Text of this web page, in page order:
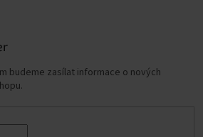
budeme zasílat informace o nových